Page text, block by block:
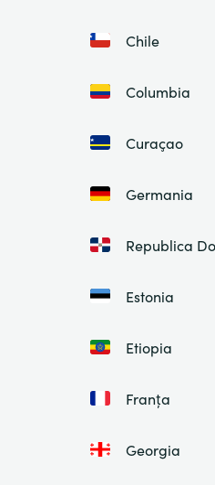
Chile
Columbia
Curaçao
Germania
Republica
Estonia
Etiopia
Franța
Georgia